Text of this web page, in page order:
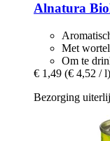
Alnatura
Met
Om te
€ 1,49 (€ 4,52 / l)
Bezorging